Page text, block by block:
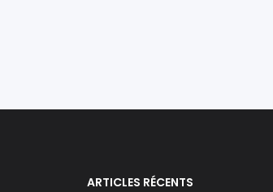
ARTICLES RÉCENTS